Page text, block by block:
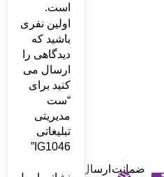
ضمانت ارسال
است.
اولین نفری
باشید که
دیدگاهی را
ارسال می
کنید برای
“ست
مدیریتی
تبلیغاتی
IG1046”